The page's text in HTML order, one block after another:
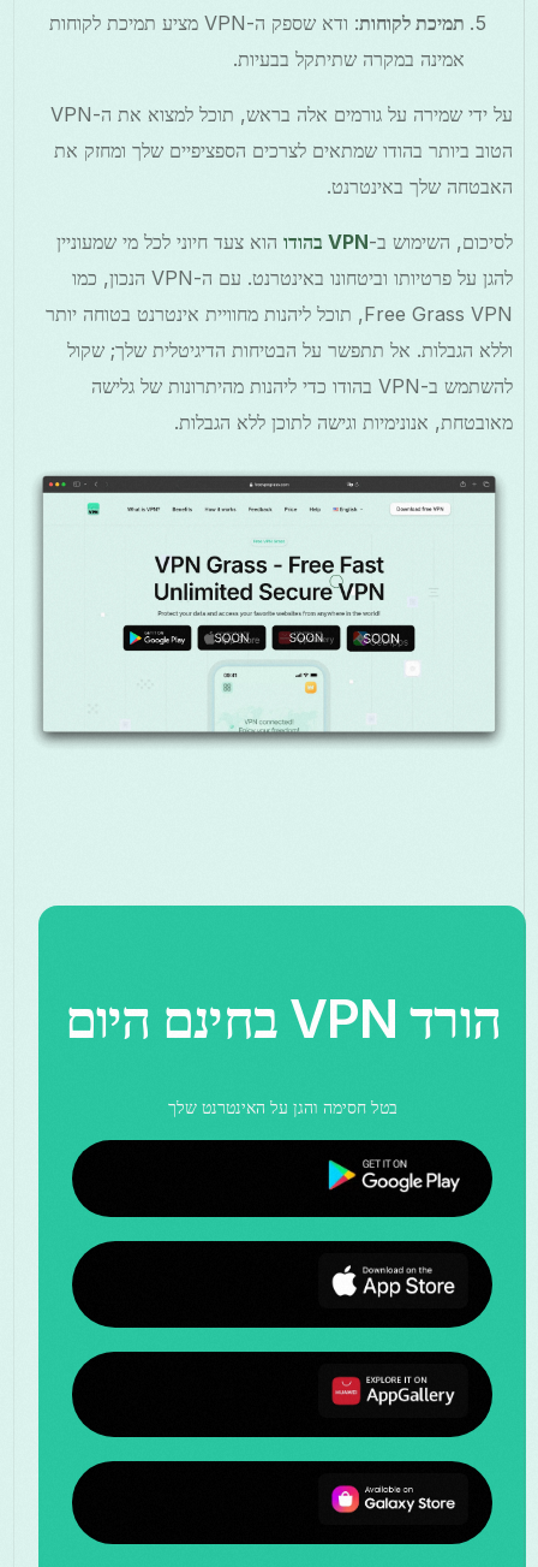
תמיכת לקוחות
: ודא שספק ה-VPN מציע תמיכת לקוחות
אמינה במקרה שתיתקל בבעיות.
על ידי שמירה על גורמים אלה בראש, תוכל למצוא את ה-VPN
הטוב ביותר בהודו שמתאים לצרכים הספציפיים שלך ומחזק את
האבטחה שלך באינטרנט.
לסיכום, השימוש ב-VPN בהודו
הוא צעד חיוני לכל מי שמעוניין
להגן על פרטיותו וביטחונו באינטרנט. עם ה-VPN הנכון, כמו
Free Grass VPN, תוכל ליהנות מחוויית אינטרנט בטוחה יותר
וללא הגבלות. אל תתפשר על הבטיחות הדיגיטלית שלך; שקול
להשתמש ב-VPN בהודו כדי ליהנות מהיתרונות של גלישה
מאובטחת, אנונימיות וגישה לתוכן ללא הגבלות.
הורד VPN בחינם היום
בטל חסימה והגן על האינטרנט שלך